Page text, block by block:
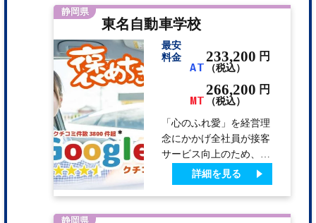
接。教習生はスーパー銭
湯・ジム・プールを全て
毎日無料でご利用いただ
けます。 マシンジムや
25mプールの他にフット
サルやテニスも出来る複
合施設。 自動車学校か
ら徒歩5分の場所に24 時
間フィットネスがオープ
ン。教習の合間にご利用
いただけます。 スポー
ツのあとは、スー…
静岡県
東名自動車学校
最安
料金
AT
233,200 円
（税込）
MT
266,200 円
（税込）
「心のふれ愛」を経営理
念にかかげ全社員が接客
サービス向上のため、褒
める達人検定3 級を取得
しており、ほめながら安
全ドライバーの育成を目
指しております。 お客
詳細を見る